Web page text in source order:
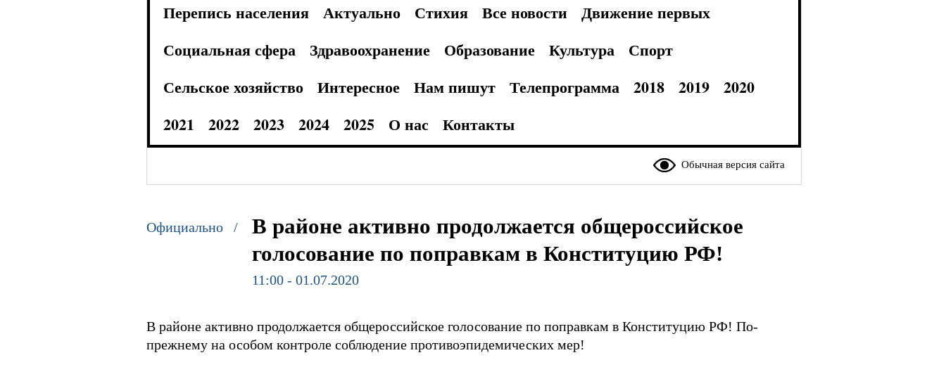
Перепись населения
Актуально Стихия Все новости
Движение первых
Социальная сфера
Здравоохранение Образование Культура
Спорт
Сельское хозяйство
Интересное Нам пишут Телепрограмма 2018 2019
2020
2021
2022 2023 2024 2025 О нас Контакты
Обычная версия сайта
Официально /
В районе активно продолжается общероссийское
голосование по поправкам в Конституцию РФ!
11:00 - 01.07.2020
В районе активно продолжается общероссийское голосование по поправкам в Конституцию РФ! По-
прежнему на особом контроле соблюдение противоэпидемических мер!